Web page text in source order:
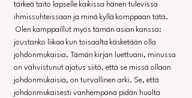
tärkeä taito lapselle kaikissa hänen tulevissa
ihmissuhteissaan ja minä kyllä komppaan tätä.
joustanko liikaa kun toisaalta käsketään olla
johdonmukaisia. Tämän kirjan luettuani, minussa
on vahvistunut ajatus siitä, että se missä ollaan
johdonmukaisia, on turvallinen arki. Se, että
johdonmukaisesti vanhempana pidän huolta